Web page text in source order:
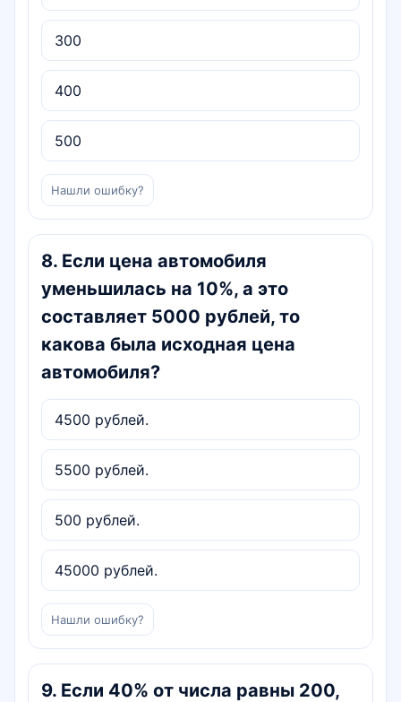
300
400
500
Нашли ошибку?
8. Если цена автомобиля
уменьшилась на 10%, а это
составляет 5000 рублей, то
какова была исходная цена
автомобиля?
4500 рублей.
5500 рублей.
500 рублей.
45000 рублей.
Нашли ошибку?
9. Если 40% от числа равны 200,